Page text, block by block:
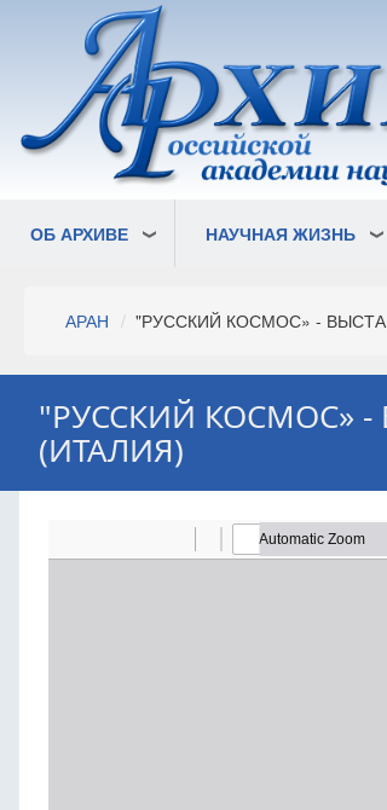
основному
содержанию
ОБ АРХИВЕ НАУЧНАЯ ЖИЗНЬ
Строка
АРАН "РУССКИЙ КОСМОС» -
"РУССКИЙ КОСМОС»
(ИТАЛИЯ)